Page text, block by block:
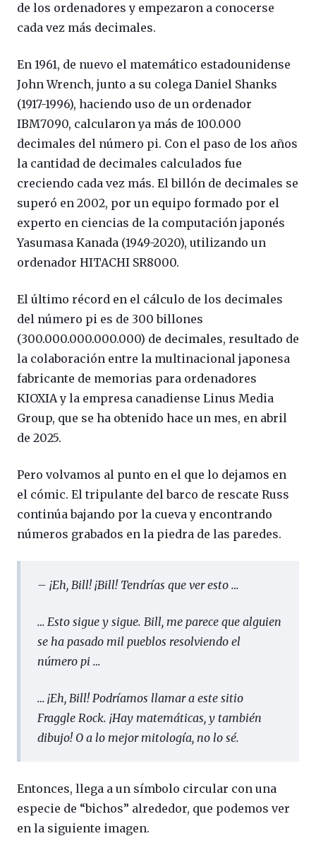
de los ordenadores y empezaron a conocerse
cada vez más decimales.
En 1961, de nuevo el matemático estadounidense
John Wrench, junto a su colega Daniel Shanks
(1917-1996), haciendo uso de un ordenador
IBM7090, calcularon ya más de 100.000
decimales del número pi. Con el paso de los años
la cantidad de decimales calculados fue
creciendo cada vez más. El billón de decimales se
superó en 2002, por un equipo formado por el
experto en ciencias de la computación japonés
Yasumasa Kanada (1949-2020), utilizando un
ordenador HITACHI SR8000.
El último récord en el cálculo de los decimales
del número pi es de 300 billones
(300.000.000.000.000) de decimales, resultado de
la colaboración entre la multinacional japonesa
fabricante de memorias para ordenadores
KIOXIA y la empresa canadiense Linus Media
Group, que se ha obtenido hace un mes, en abril
de 2025.
Pero volvamos al punto en el que lo dejamos en
el cómic. El tripulante del barco de rescate Russ
continúa bajando por la cueva y encontrando
números grabados en la piedra de las paredes.
– ¡Eh, Bill! ¡Bill! Tendrías que ver esto …
… Esto sigue y sigue. Bill, me parece que alguien
se ha pasado mil pueblos resolviendo el
número pi …
… ¡Eh, Bill! Podríamos llamar a este sitio
Fraggle Rock. ¡Hay matemáticas, y también
dibujo! O a lo mejor mitología, no lo sé.
Entonces, llega a un símbolo circular con una
especie de “bichos” alrededor, que podemos ver
en la siguiente imagen.